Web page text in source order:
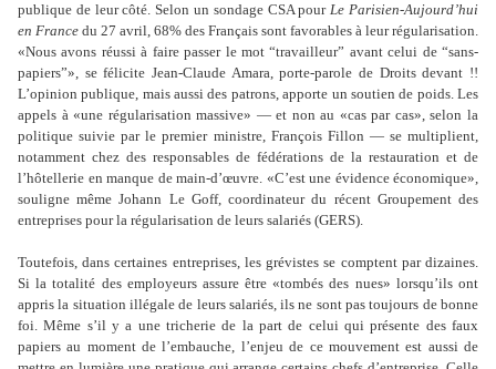
publique de leur côté. Selon un sondage CSA pourLe Parisien-Aujourd’hui
en France du 27 avril, 68% des Français sont favorables à leur régularisation.
«Nous avons réussi à faire passer le mot “travailleur” avant celui de “sans-
papiers”», se félicite Jean-Claude Amara, porte-parole de Droits devant !!
L’opinion publique, mais aussi des patrons, apporte un soutien de poids. Les
appels à «une régularisation massive» — et non au «cas par cas», selon la
politique suivie par le premier ministre, François Fillon — se multiplient,
notamment chez des responsables de fédérations de la restauration et de
l’hôtellerie en manque de main-d’œuvre. «C’est une évidence économique»,
souligne même Johann Le Goff, coordinateur du récent Groupement des
entreprises pour la régularisation de leurs salariés (GERS).
Toutefois, dans certaines entreprises, les grévistes se comptent par dizaines.
Si la totalité des employeurs assure être «tombés des nues» lorsqu’ils ont
appris la situation illégale de leurs salariés, ils ne sont pas toujours de bonne
foi. Même s’il y a une tricherie de la part de celui qui présente des faux
papiers au moment de l’embauche, l’enjeu de ce mouvement est aussi de